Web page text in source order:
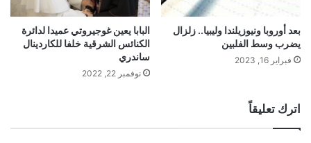
بعد أوروبا ونيوزيلندا وليبيا.. زلزال
يضرب وسط الفلبين
فبراير 16, 2023
البابا يعين غوجيروتي عميدا لدائرة
الكنائس الشرقية خلفا للكاردينال
ساندري
نوفمبر 22, 2022
اترك تعليقاً